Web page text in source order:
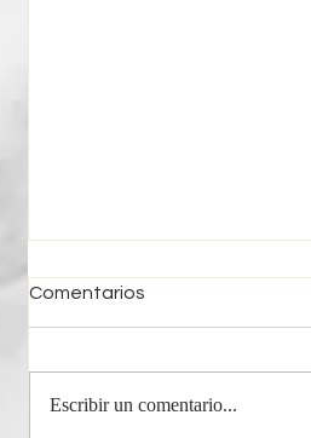
Comentarios
Escribir un comentario...